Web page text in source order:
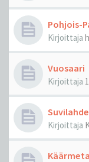
Pohjois-
Kirjoittaja
Vuosaari
Kirjoittaja
Kirjoittaja